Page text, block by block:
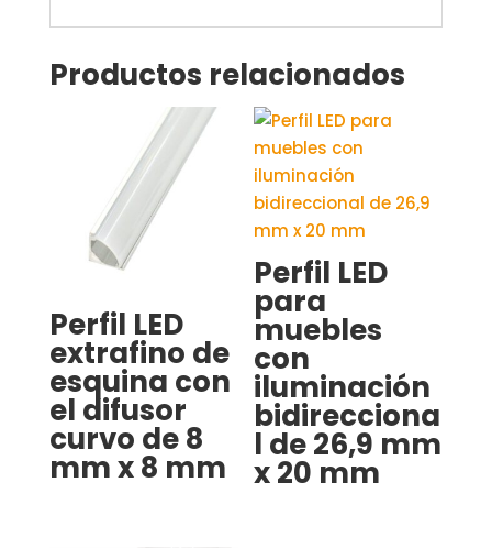
Productos relacionados
Perfil LED
extrafino de
esquina con
el difusor
curvo de 8
mm x 8 mm
Perfil LED
para
muebles
con
iluminación
bidirecciona
l de 26,9 mm
x 20 mm